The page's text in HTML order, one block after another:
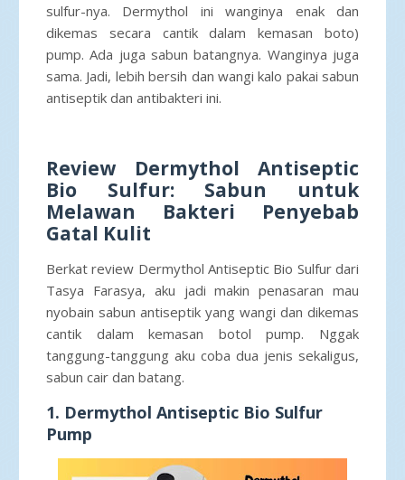
sulfur-nya. Dermythol ini wanginya enak dan
dikemas secara cantik dalam kemasan boto)
pump. Ada juga sabun batangnya. Wanginya juga
sama. Jadi, lebih bersih dan wangi kalo pakai sabun
antiseptik dan antibakteri ini.
Review Dermythol Antiseptic
Bio Sulfur: Sabun untuk
Melawan Bakteri Penyebab
Gatal Kulit
Berkat review Dermythol Antiseptic Bio Sulfur dari
Tasya Farasya, aku jadi makin penasaran mau
nyobain sabun antiseptik yang wangi dan dikemas
cantik dalam kemasan botol pump. Nggak
tanggung-tanggung aku coba dua jenis sekaligus,
sabun cair dan batang.
1. Dermythol Antiseptic Bio Sulfur
Pump